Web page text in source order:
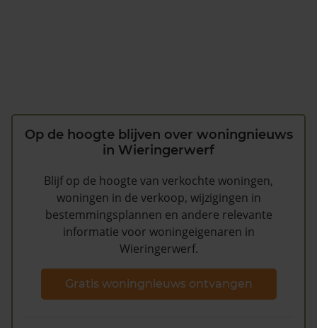
Op de hoogte blijven over woningnieuws
in Wieringerwerf
Blijf op de hoogte van verkochte woningen,
woningen in de verkoop, wijzigingen in
bestemmingsplannen en andere relevante
informatie voor woningeigenaren in
Wieringerwerf.
Gratis woningnieuws ontvangen